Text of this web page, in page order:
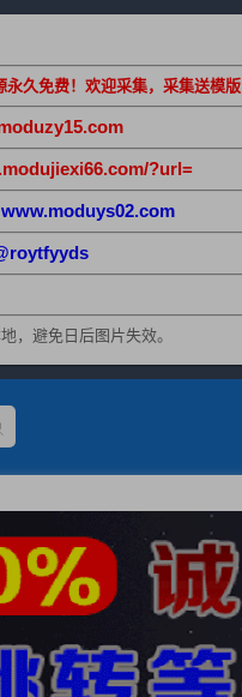
久免费！欢迎采集，采集送模版
?url=
www.moduys02.com
，避免日后图片失效。